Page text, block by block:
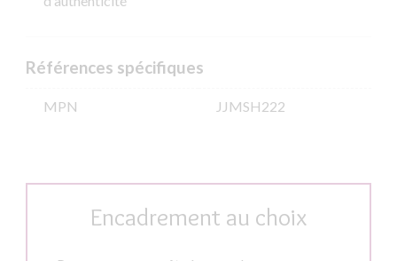
Références spécifiques
MPN JJMSH222
Encadrement au choix